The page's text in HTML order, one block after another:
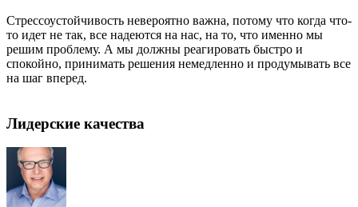
Стрессоустойчивость невероятно важна, потому что когда что-
то идет не так, все надеются на нас, на то, что именно мы
решим проблему. А мы должны реагировать быстро и
спокойно, принимать решения немедленно и продумывать все
на шаг вперед.
Лидерские качества